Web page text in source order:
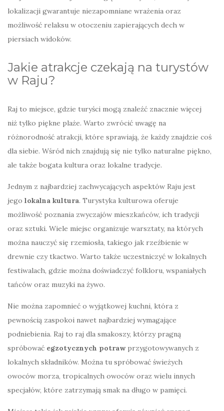
lokalizacji gwarantuje niezapomniane wrażenia oraz
możliwość relaksu w otoczeniu zapierających dech w
piersiach widoków.
Jakie atrakcje czekają na turystów
w Raju?
Raj to miejsce, gdzie turyści mogą znaleźć znacznie więcej
niż tylko piękne plaże. Warto zwrócić uwagę na
różnorodność atrakcji, które sprawiają, że każdy znajdzie coś
dla siebie. Wśród nich znajdują się nie tylko naturalne piękno,
ale także bogata kultura oraz lokalne tradycje.
Jednym z najbardziej zachwycających aspektów Raju jest
jego lokalna kultura. Turystyka kulturowa oferuje
możliwość poznania zwyczajów mieszkańców, ich tradycji
oraz sztuki. Wiele miejsc organizuje warsztaty, na których
można nauczyć się rzemiosła, takiego jak rzeźbienie w
drewnie czy tkactwo. Warto także uczestniczyć w lokalnych
festiwalach, gdzie można doświadczyć folkloru, wspaniałych
tańców oraz muzyki na żywo.
Nie można zapomnieć o wyjątkowej kuchni, która z
pewnością zaspokoi nawet najbardziej wymagające
podniebienia. Raj to raj dla smakoszy, którzy pragną
spróbować egzotycznych potraw przygotowywanych z
lokalnych składników. Można tu spróbować świeżych
owoców morza, tropicalnych owoców oraz wielu innych
specjałów, które zatrzymają smak na długo w pamięci.